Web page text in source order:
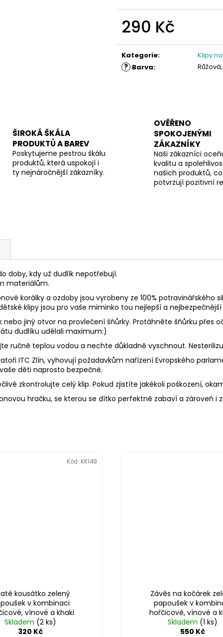
290 Kč
cena:
Kategorie: Klipy
? Barva:
ŠIROKÁ ŠKÁLA
PRODUKTŮ A BAREV
Poskytujeme pestrou škálu
produktů, která uspokojí i
ty nejnáročnější zákazníky.
OVĚŘENO
SPOKOJENÝMI
ZÁKAZNÍKY
Naši zákazníci
kvalitu a
našich produktů,
potvrzují pozitivní
doby, kdy už dudlík nepotřebují.
materiálům.
korálky a ozdoby jsou vyrobeny ze 100% potravinářského
klipy jsou pro vaše miminko tou nejlepší a
jiný otvor na provlečení šňůrky. Protáhněte šňůrku přes
dudlíku udělali maximum:)
ručně teplou vodou a nechte důkladně vyschnout.
ITC Zlín, vyhovují požadavkům nařízení Evropského
děti naprosto bezpečné.
zkontrolujte celý klip. Pokud zjistíte jakékoli poškození,
hračku, se kterou se dítko perfektně zabaví a zároveň i
kousátko zelený
v kombinaci
vínové a khaki
Skladem (2 ks)
320 Kč
Kód: KK149
Závěs na kočárek
papoušek v
hořčicové, vínové a
Skladem (1 ks)
550 Kč